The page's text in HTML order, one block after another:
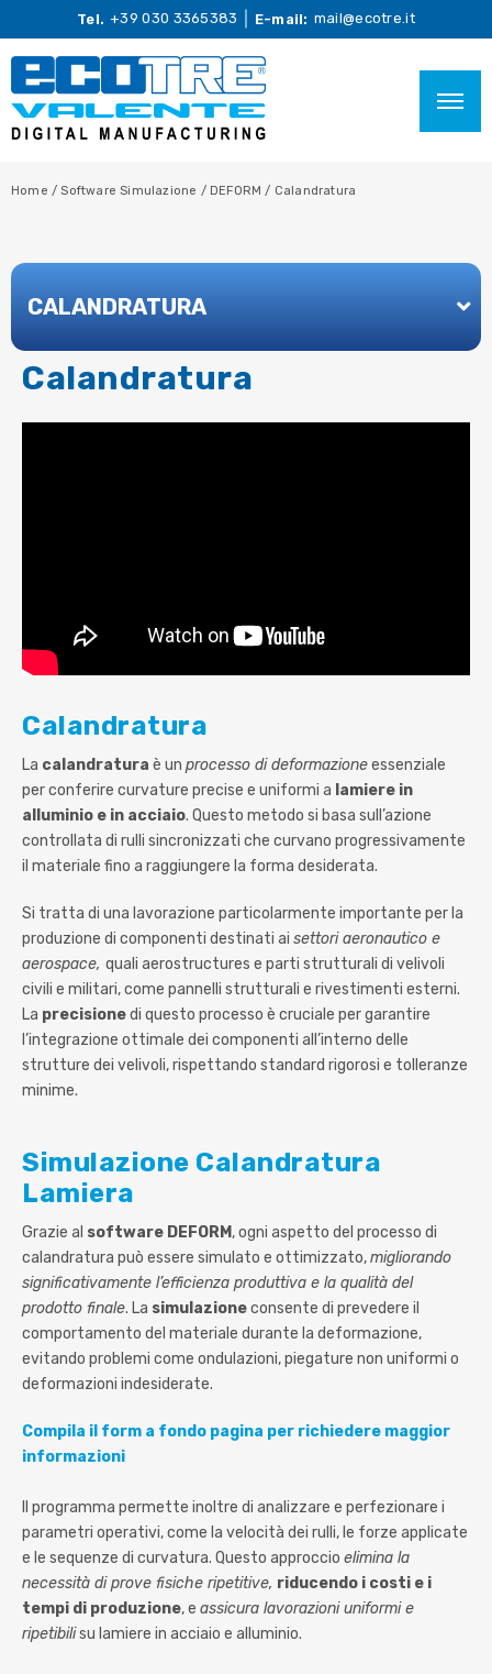
Tel. +39 030 3365383 E-mail: mail@ecotre.it
Home /Software Simulazione / DEFORM / Calandratura
CALANDRATURA
Calandratura
Calandratura
La calandratura è un processo di deformazioneessenziale
per conferire curvature precise e uniformi a lamiere in
alluminio e in acciaio. Questo metodo si basa sull’azione
controllata di rulli sincronizzati che curvano progressivamente
il materiale fino a raggiungere la forma desiderata.
Si tratta di una lavorazione particolarmente importante per la
produzione di componenti destinati ai settori aeronautico e
aerospace, quali aerostructures e parti strutturali di velivoli
civili e militari, come pannelli strutturali e rivestimenti esterni.
La precisionedi questo processo è cruciale per garantire
l’integrazione ottimale dei componenti all’interno delle
strutture dei velivoli, rispettando standard rigorosi e tolleranze
minime.
Simulazione Calandratura
Lamiera
Grazie al software DEFORM , ogni aspetto del processo di
calandratura può essere simulato e ottimizzato,migliorando
significativamente l’efficienza produttiva e la qualità del
prodotto finale. La simulazioneconsente di prevedere il
comportamento del materiale durante la deformazione,
evitando problemi come ondulazioni, piegature non uniformi o
deformazioni indesiderate.
Compila il form a fondo pagina per richiedere maggior
informazioni
Il programma permette inoltre di analizzare e perfezionare i
parametri operativi, come la velocità dei rulli, le forze applicate
e le sequenze di curvatura. Questo approccio elimina la
necessità di prove fisiche ripetitive, riducendo i costi e i
tempi di produzione, e assicura lavorazioni uniformi e
ripetibilisu lamiere in acciaio e alluminio.